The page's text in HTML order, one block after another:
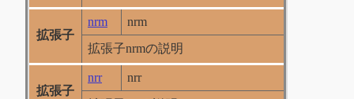
拡張子
nrm
nrm
拡張子nrmの説明
拡張子
nrr
nrr